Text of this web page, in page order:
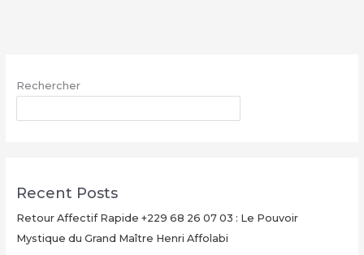
Henri
–
et
Ultra-
Rapide
Rechercher
Recent Posts
Retour Affectif Rapide +229 68 26 07 03 : Le Pouvoir
Mystique du Grand Maître Henri Affolabi